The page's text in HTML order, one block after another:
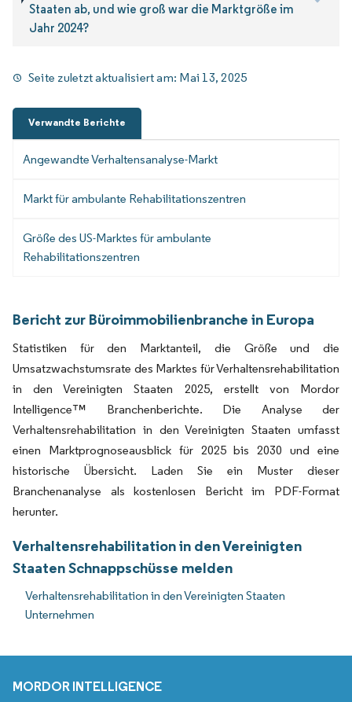
Staaten ab, und wie groß war die Marktgröße im
Jahr 2024?
Seite zuletzt aktualisiert am: Mai 13, 2025
Verwandte Berichte
Angewandte Verhaltensanalyse-Markt
Markt für ambulante Rehabilitationszentren
Größe des US-Marktes für ambulante
Rehabilitationszentren
Bericht zur Büroimmobilienbranche in Europa
Statistiken für den Marktanteil, die Größe und die
Umsatzwachstumsrate des Marktes für Verhaltensrehabilitation
in den Vereinigten Staaten 2025, erstellt von Mordor
Intelligence™ Branchenberichte. Die Analyse der
Verhaltensrehabilitation in den Vereinigten Staaten umfasst
einen Marktprognoseausblick für 2025 bis 2030 und eine
historische Übersicht. Laden Sie ein Muster dieser
Branchenanalyse als kostenlosen Bericht im PDF-Format
herunter.
Verhaltensrehabilitation in den Vereinigten
Staaten Schnappschüsse melden
Verhaltensrehabilitation in den Vereinigten Staaten
Unternehmen
MORDOR INTELLIGENCE